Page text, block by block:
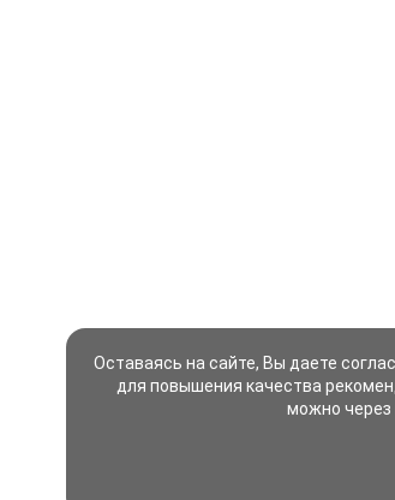
Оставаясь на сайте, Вы даете
для повышения качества
можно через